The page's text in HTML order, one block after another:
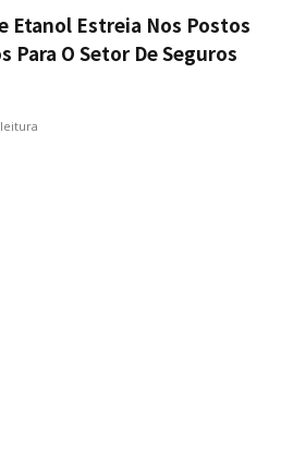
Etanol Estreia Nos Postos
Para O Setor De Seguros